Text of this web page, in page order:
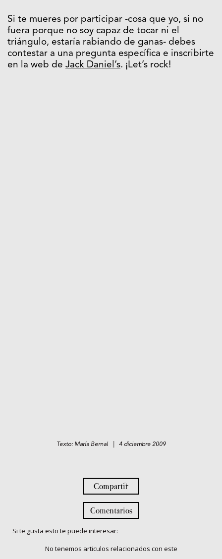
Si te mueres por participar -cosa que yo, si no
fuera porque no soy capaz de tocar ni el
triángulo, estaría rabiando de ganas- debes
contestar a una pregunta específica e inscribirte
en la web de Jack Daniel’s. ¡Let’s rock!
Texto: María Bernal | 4 diciembre 2009
Compartir
Comentarios
Si te gusta esto te puede interesar:
No tenemos articulos relacionados con este